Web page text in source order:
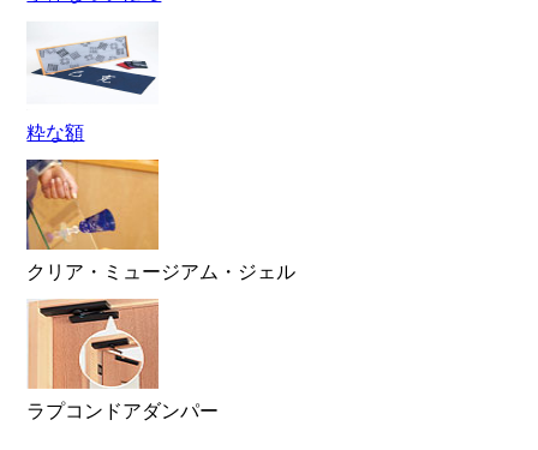
粋な額
クリア・ミュージアム・ジェル
ラプコンドアダンパー